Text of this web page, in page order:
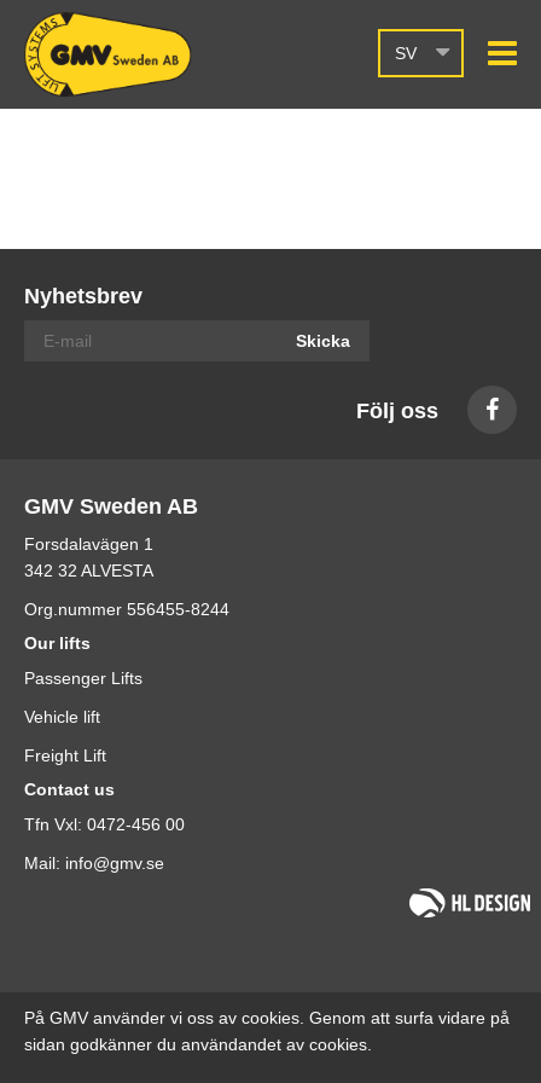
SV
Nyhetsbrev
Skicka
Följ oss
GMV Sweden AB
Forsdalavägen 1
342 32 ALVESTA
Org.nummer 556455-8244
Our lifts
Passenger Lifts
Vehicle lift
Freight Lift
Contact us
Tfn Vxl: 0472-456 00
Mail: info@gmv.se
På GMV använder vi oss av cookies. Genom att surfa vidare på
sidan godkänner du användandet av cookies.